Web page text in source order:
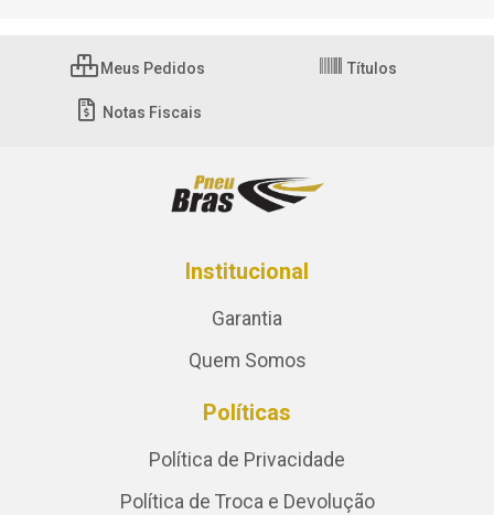
Meus Pedidos Títulos
Notas Fiscais
Institucional
Garantia
Quem Somos
Políticas
Política de Privacidade
Política de Troca e Devolução